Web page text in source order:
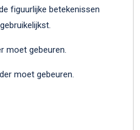
figuurlijke betekenissen
moet gebeuren.
moet gebeuren.